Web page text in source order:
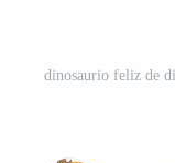
dinosaurio feliz de